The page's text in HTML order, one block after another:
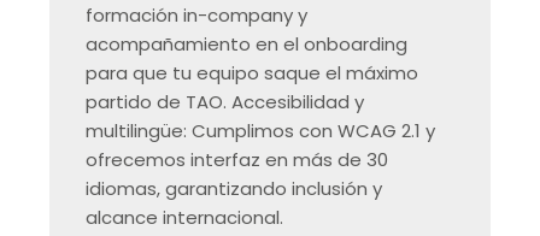
formación in-company y
acompañamiento en el onboarding
para que tu equipo saque el máximo
partido de TAO. Accesibilidad y
multilingüe: Cumplimos con WCAG 2.1 y
ofrecemos interfaz en más de 30
idiomas, garantizando inclusión y
alcance internacional.